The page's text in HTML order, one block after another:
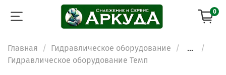
0
Главная Гидравлическое оборудование
...
Гидравлическое оборудование Темп